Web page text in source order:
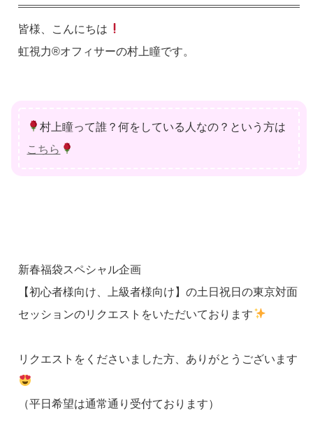
皆様、こんにちは
虹視力®️オフィサーの村上瞳です。
村上瞳って誰？何をしている人なの？という方は
こちら
新春福袋スペシャル企画
【初心者様向け、上級者様向け】の土日祝日の東京対面
セッションのリクエストをいただいております
リクエストをくださいました方、ありがとうございます
（平日希望は通常通り受付ております）